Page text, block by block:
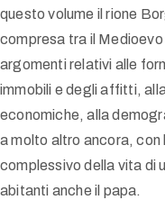
questo volume il rione
compresa tra il
argomenti relativi alle
immobili e degli affitti,
economiche, alla
a molto altro ancora, con
complessivo della vita di
abitanti anche il papa.